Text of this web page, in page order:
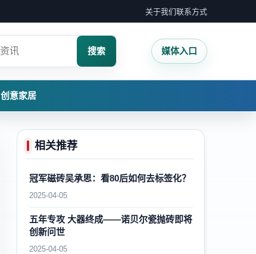
关于我们联系方式
搜索 媒体入口
创意家居
相关推荐
冠军磁砖吴承思：看80后如何去标签化？
2025-04-05
五年专攻 大器终成——诺贝尔瓷抛砖即将
创新问世
2025-04-05